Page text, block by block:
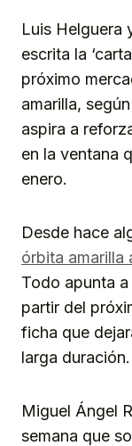
Luis Helguera
escrita la
próximo
amarilla,
aspira a
en la ventana
enero.
Desde hace
órbita amarilla
Todo apunta
partir del
ficha que
larga duración.
Miguel Ángel
semana que